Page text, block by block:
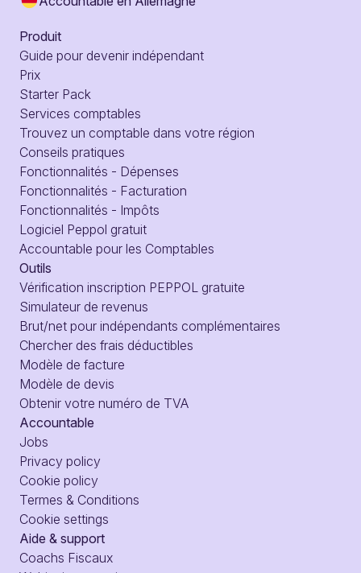
Produit
Guide pour devenir indépendant
Prix
Starter Pack
Services comptables
Trouvez un comptable dans votre région
Conseils pratiques
Fonctionnalités - Dépenses
Fonctionnalités - Facturation
Fonctionnalités - Impôts
Logiciel Peppol gratuit
Accountable pour les Comptables
Outils
Vérification inscription PEPPOL gratuite
Simulateur de revenus
Brut/net pour indépendants complémentaires
Chercher des frais déductibles
Modèle de facture
Modèle de devis
Obtenir votre numéro de TVA
Accountable
Jobs
Privacy policy
Cookie policy
Termes & Conditions
Cookie settings
Aide & support
Coachs Fiscaux